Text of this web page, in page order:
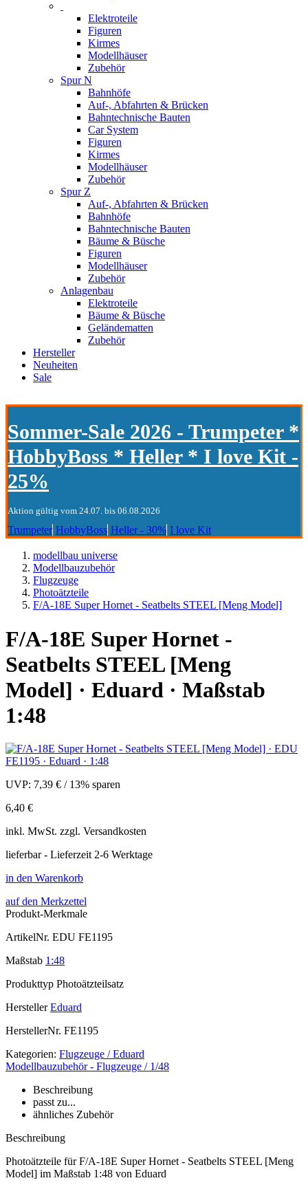
Elektroteile
Figuren
Kirmes
Modellhäuser
Zubehör
Spur N
Bahnhöfe
Auf-, Abfahrten & Brücken
Bahntechnische Bauten
Car System
Figuren
Kirmes
Modellhäuser
Zubehör
Spur Z
Auf-, Abfahrten & Brücken
Bahnhöfe
Bahntechnische Bauten
Bäume & Büsche
Figuren
Modellhäuser
Zubehör
Anlagenbau
Elektroteile
Bäume & Büsche
Geländematten
Zubehör
Hersteller
Neuheiten
Sale
Sommer-Sale 2026 - Trumpeter *
HobbyBoss * Heller * I love Kit -
25%
Aktion gültig vom 24.07. bis 06.08.2026
Trumpeter HobbyBoss Heller - 30% I love Kit
modellbau universe
Modellbauzubehör
Flugzeuge
Photoätzteile
F/A-18E Super Hornet - Seatbelts STEEL [Meng Model]
F/A-18E Super Hornet -
Seatbelts STEEL [Meng
Model] · Eduard · Maßstab
1:48
UVP: 7,39 € / 13% sparen
6,40 €
inkl. MwSt. zzgl. Versandkosten
lieferbar - Lieferzeit 2-6 Werktage
in den Warenkorb
auf den Merkzettel
Produkt-Merkmale
ArtikelNr. EDU FE1195
Maßstab 1:48
Produkttyp Photoätzteilsatz
Hersteller Eduard
HerstellerNr. FE1195
Kategorien: Flugzeuge / Eduard
Modellbauzubehör - Flugzeuge / 1/48
Beschreibung
passt zu...
ähnliches Zubehör
Beschreibung
Photoätzteile für F/A-18E Super Hornet - Seatbelts STEEL [Meng
Model] im Maßstab 1:48 von Eduard